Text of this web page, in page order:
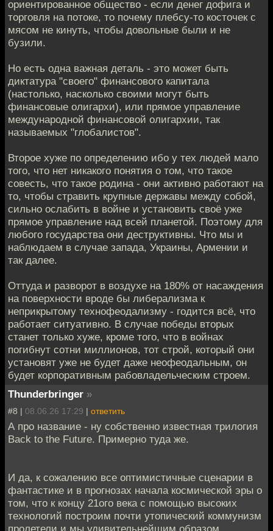
ориентированное общество - если денег дофига и
торговля на потоке, то почему плебсу-то косточек с
мясом не кинуть, чтобы довольные были и не
бузили.
Но есть одна важная деталь - это может быть
диктатура "своего" финансового капитала
(настолько, насколько своими могут быть
финансовые олигархи), или прямое управление
международной финансовой олигархии, так
называемых "глобалистов".
Второе хуже по определению ибо у тех людей мало
того, что нет никакого понятия о том, что такое
совесть, что такое родина - они активно работают на
то, чтобы стравить крупные державы между собой,
сильно ослабить в войне и установить своё уже
прямое управление над всей планетой. Поэтому для
любого государства они деструктивны. Что мы и
наблюдаем в случае запада, Украины, Армении и
так далее.
Оттуда и разворот в воздухе на 180% от насаждения
на поверхности вроде бы либерализма к
неприкрытому технофеодализму - годится всё, что
работает ситуативно. В случае победы вторых
станет только хуже, кроме того, что в войнах
погибнут сотни миллионов, тот строй, который они
установят уже не будет даже неофеодальным, он
будет корпоративным рабовладельческим строем.
Thunderbringer »
#8 | 08.06.26 17:29 | ответить
А про название - ну собственно известная трилогия
Back to the Future. Примерно туда же.
И да, к сожалению все оптимистичные сценарии в
фантастике и в прогнозах начала космической эры о
том, что к концу 21ого века с помощью высоких
технологий построим почти утопический коммунизм
пролетели и мы удивительнейшим образом